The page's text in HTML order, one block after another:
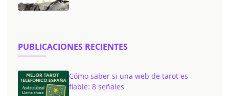
PUBLICACIONES RECIENTES
Cómo saber si una web de tarot es
fiable: 8 señales